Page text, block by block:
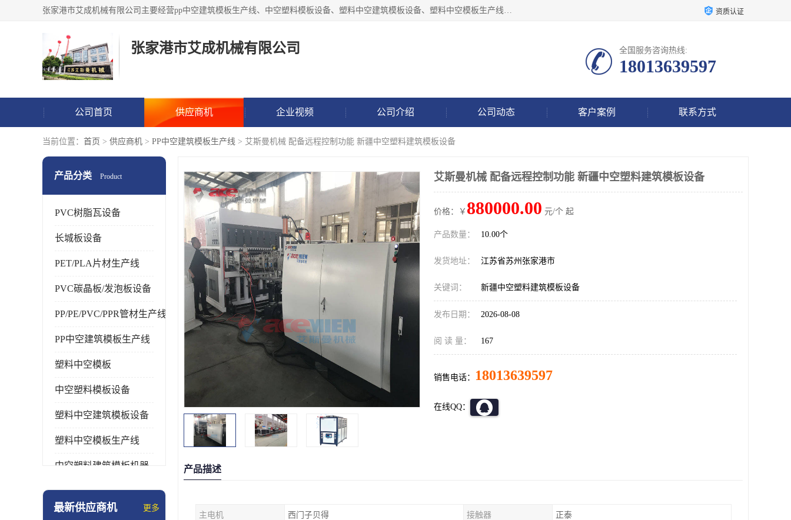
张家港市艾成机械有限公司主要经营pp中空建筑模板生产线、中空塑料模板设备、塑料中空建筑模板设备、塑料中空模板生产线、中空塑料建筑模板机器系列及相关辅机设备等。我们将不断超越自我，一如既往地为客户设计价值，竭诚为您提供更优质的技术、产品和服务！ 资质认证
张家港市艾成机械有限公司 全国服务咨询热线:
18013639597
公司首页 供应商机 企业视频 公司介绍 公司动态 客户案例 联系方式
当前位置： 首页 > 供应商机 > PP中空建筑模板生产线 > 艾斯曼机械 配备远程控制功能 新疆中空塑料建筑模板设备
产品分类 Product
PVC树脂瓦设备
长城板设备
PET/PLA片材生产线
PVC碳晶板/发泡板设备
PP/PE/PVC/PPR管材生产线
PP中空建筑模板生产线
塑料中空模板
中空塑料模板设备
塑料中空建筑模板设备
塑料中空模板生产线
中空塑料建筑模板机器
最新供应商机 更多
艾斯曼机械 配备远程控制功能 新疆中空塑料建筑模板设备
价格：￥ 880000.00 元/个 起
产品数量： 10.00个
发货地址： 江苏省苏州张家港市
关键词： 新疆中空塑料建筑模板设备
发布日期： 2026-08-08
阅 读 量： 167
销售电话： 18013639597
在线QQ：
产品描述
主电机 西门子贝得 接触器 正泰